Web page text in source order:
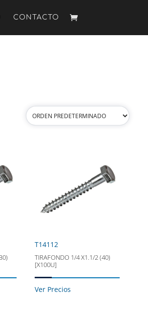
CONTACTO
T14112
TIRAFONDO 1/4 X1.1/2 (40)
[X100U]
Ver Precios